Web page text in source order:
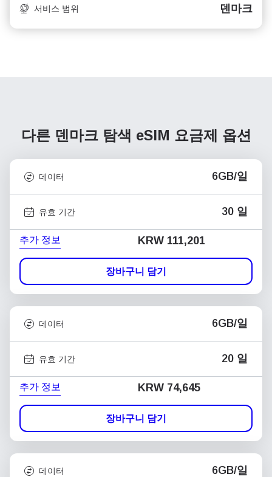
서비스 범위 덴마크
다른 덴마크 탐색 eSIM 요금제 옵션
데이터 6GB/일
유효 기간 30 일
추가 정보 KRW 111,201
장바구니 담기
데이터 6GB/일
유효 기간 20 일
추가 정보 KRW 74,645
장바구니 담기
데이터 6GB/일